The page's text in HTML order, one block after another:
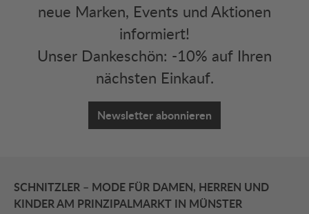
neue Marken, Events und Aktionen
informiert!
Unser Dankeschön: -10% auf Ihren
nächsten Einkauf.
Newsletter abonnieren
SCHNITZLER – MODE FÜR DAMEN, HERREN UND
KINDER AM PRINZIPALMARKT IN MÜNSTER